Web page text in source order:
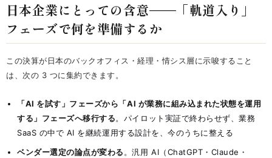
日本企業にとっての含意——「軌道入り」
フェーズで何を準備するか
この決算が日本のバックオフィス・経理・情シス層に示唆すること
は、次の 3 つに集約できます。
「AI を試す」フェーズから「AI が業務に組み込まれた状態を運用
する」フェーズへ移行する。パイロット実証で終わらせず、業務
SaaS の中で AI を継続運用する設計を、今のうちに整える
ベンダー選定の論点が変わる。汎用 AI（ChatGPT・Claude・